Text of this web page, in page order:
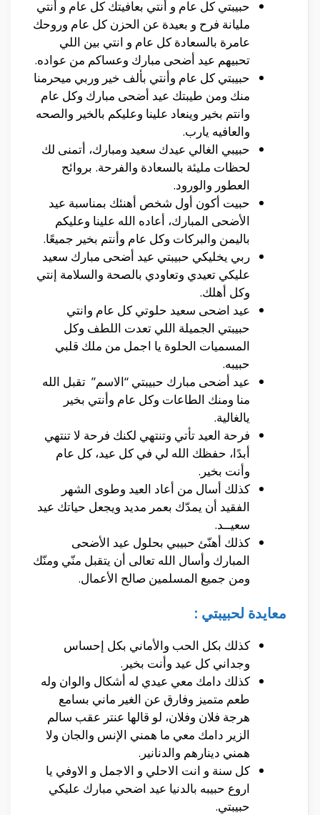
حبيبتي كل عام و أنتي بعافيتك كل عام و أنتي
مليانة فرح و بعيدة عن الحزن كل عام وروحك
عامرة بالسعادة كل عام و انتي بين اللي
تحبيهم عيد أضحى مبارك وعساكم من عواده.
حبيبتي كل عام وأنتي بألف خير وربي ميحرمنا
منك ومن طيبتك عيد أضحى مبارك وكل عام
وانتم بخير وينعاد علينا وعليكم بالخير والصحه
والعافيه يارب.
حبيبي الغالي عيدك سعيد ومبارك، أتمنى لك
لحظات مليئة بالسعادة والفرحة. بروائح
العطور والورود.
حبيت أكون أول شخص أهنئك بمناسبة عيد
الأضحى المبارك، أعاده الله علينا وعليكم
باليمن والبركات وكل عام وأنتم بخير جميعًا.
ربي يخليكي حبيبتي عيد أضحى مبارك سعيد
عليكي تعيدي وتعاودي بالصحة والسلامة إنتي
وكل أهلك.
عيد اضحى سعيد حلوتي كل عام وانتي
حبيبتي الجميلة اللي تعدت اللطف وكل
المسميات الحلوة يا اجمل من ملك قلبي
حبيبه.
عيد أضحى مبارك حبيبتي “الاسم” تقبل الله
منا ومنك الطاعات وكل عام وأنتي بخير
يالغالية.
فرحة العيد تأتي وتنتهي لكنك فرحة لا تنتهي
أبدًا، حفظك الله لي في كل عيد، كل عام
وأنت بخير.
كذلك أسال من أعاد العيد وطوى الشهر
الفقيد أن يمدّك بعمر مديد ويجعل حياتك عيد
سعيــد.
كذلك أهنّئ حبيبي بحلول عيد الأضحى
المبارك وأسال الله تعالى أن يتقبل منّي ومنّك
ومن جميع المسلمين صالح الأعمال.
معايدة لحبيبتي :
كذلك بكل الحب والأماني بكل إحساس
وجداني كل عيد وأنت بخير.
كذلك دامك معي عيدي له أشكال والوان وله
طعم متميز وفارق عن الغير ماني بسامع
هرجة فلان وفلان، لو قالها عنتر عقب سالم
الزير دامك معي ما همني الإنس والجان ولا
همني دينارهم والدنانير.
كل سنة و انت الاحلي و الاجمل و الاوفي يا
اروع حبيبه بالدنيا عيد اضحي مبارك عليكي
حبيبتي.